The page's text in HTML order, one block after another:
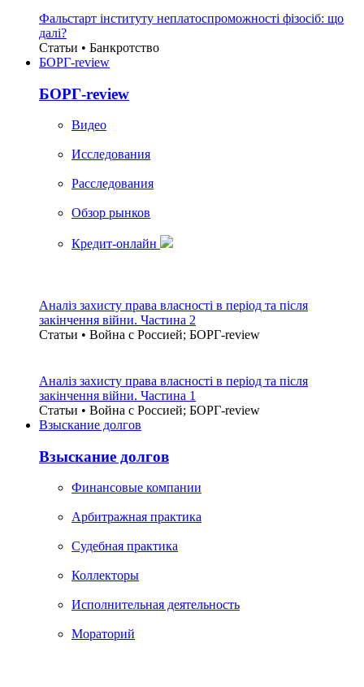
Фальстарт інституту неплатоспроможності фізосіб: що
далі?
Статьи • Банкротство
БОРГ-review
БОРГ-review
Видео
Исследования
Расследования
Обзор рынков
Кредит-онлайн
Аналіз захисту права власності в період та після
закінчення війни. Частина 2
Статьи • Война с Россией; БОРГ-review
Аналіз захисту права власності в період та після
закінчення війни. Частина 1
Статьи • Война с Россией; БОРГ-review
Взыскание долгов
Взыскание долгов
Финансовые компании
Арбитражная практика
Судебная практика
Коллекторы
Исполнительная деятельность
Мораторий